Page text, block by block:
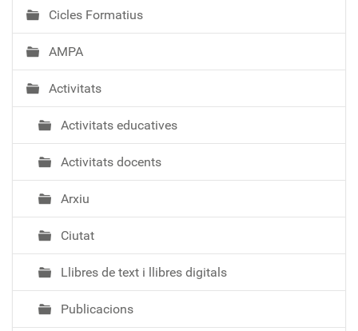
Cicles Formatius
AMPA
Activitats
Activitats educatives
Activitats docents
Arxiu
Ciutat
Llibres de text i llibres digitals
Publicacions